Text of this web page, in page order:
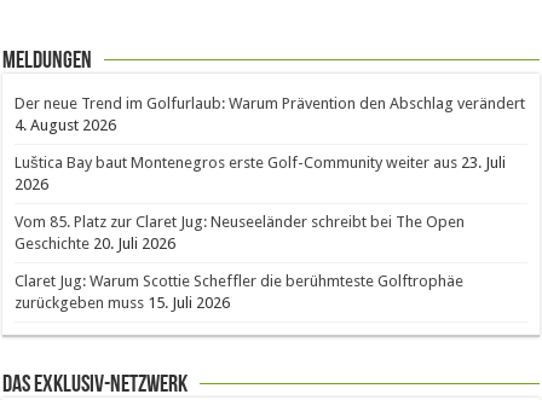
Meldungen
Der neue Trend im Golfurlaub: Warum Prävention den Abschlag verändert
4. August 2026
Luštica Bay baut Montenegros erste Golf-Community weiter aus 23. Juli
2026
Vom 85. Platz zur Claret Jug: Neuseeländer schreibt bei The Open
Geschichte 20. Juli 2026
Claret Jug: Warum Scottie Scheffler die berühmteste Golftrophäe
zurückgeben muss 15. Juli 2026
Das Exklusiv-Netzwerk